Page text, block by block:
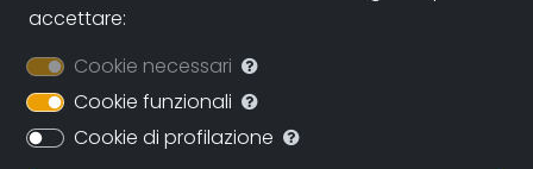
illimitato in cui conservare le opere, eleggendo ad uno
dei suoi obiettivi principali la conservazione della
memoria del documentario regionale e nazionale e
quindi della memoria per immagini tout court.
accettare:
Cookie necessari
Cookie funzionali
Cookie di profilazione